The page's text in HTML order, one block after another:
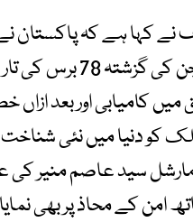
نے کہا ہے کہ پاکستان
کامیابیاں حاصل
کامیابی اور بعد
کو دنیا میں نئی شناخت
مارشل سید عاصم منیر
کے محاذ پر بھی